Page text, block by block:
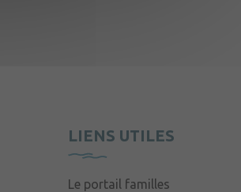
LIENS UTILES
Le portail familles